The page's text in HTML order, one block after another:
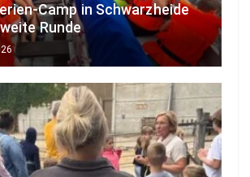
Camp in Schwarzheide
Runde